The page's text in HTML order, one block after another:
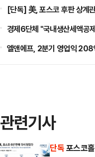
[단독] 美, 포스코 후판 상
경제6단체 "국내생산세액공
엘앤에프, 2분기 영업익
관련기사
단독포스코